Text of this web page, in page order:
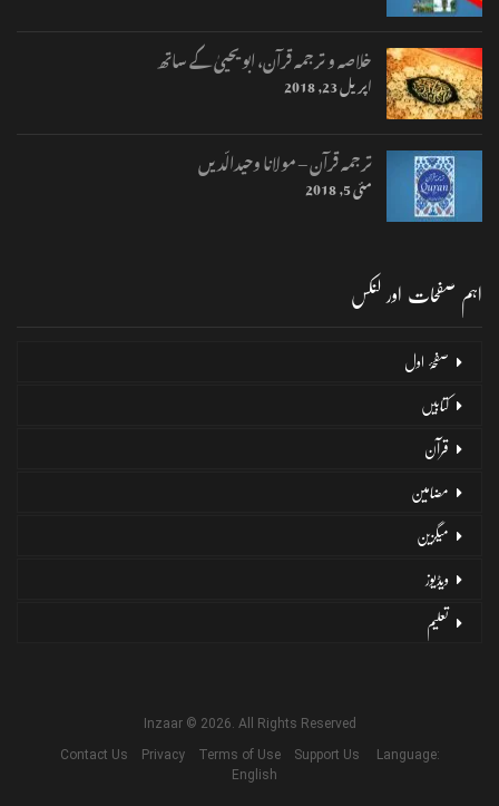
خلاصہ و ترجمہ قرآن، ابو یحییٰ کے ساتھ
اپریل 23, 2018
ترجمہ قرآن – مولانا وحیدالّدیں
مئی 5, 2018
اہم صفحات اور لنکس
صفحۂ اول
کتابیں
قرآن
مضامین
میگزین
ویڈیوز
تعلیم
Inzaar © 2026. All Rights Reserved
Contact Us
Privacy Terms of Use Support Us
Language:
English